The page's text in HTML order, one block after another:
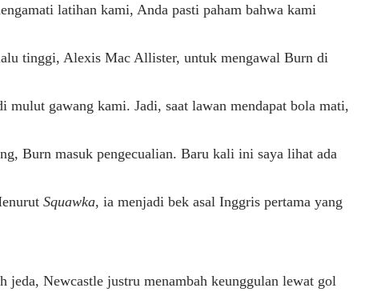
latihan kami, Anda pasti paham bahwa kami
tinggi, Alexis Mac Allister, untuk mengawal Burn di
mulut gawang kami. Jadi, saat lawan mendapat bola mati,
Burn masuk pengecualian. Baru kali ini saya lihat ada
Squawka, ia menjadi bek asal Inggris pertama yang
jeda, Newcastle justru menambah keunggulan lewat gol